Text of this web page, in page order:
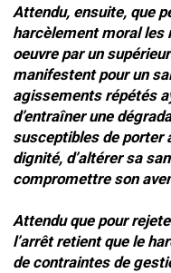
Attendu, ensuite, que
harcèlement moral les
oeuvre par un
manifestent pour un
agissements répétés
d’entraîner une
susceptibles de porter
dignité, d’altérer sa
compromettre son
Attendu que pour
l’arrêt retient que le
de contraintes de